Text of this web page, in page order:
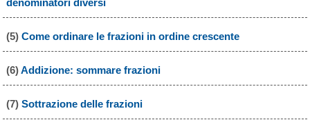
denominatori diversi
(5) Come ordinare le frazioni in ordine crescente
(6)Addizione: sommare frazioni
(7) Sottrazione delle frazioni